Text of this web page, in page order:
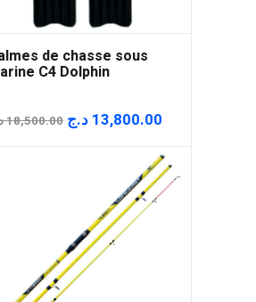
de chasse sous
C4 Dolphin
18,500.00 Le 13,800.00 د.ج
actuel
est :